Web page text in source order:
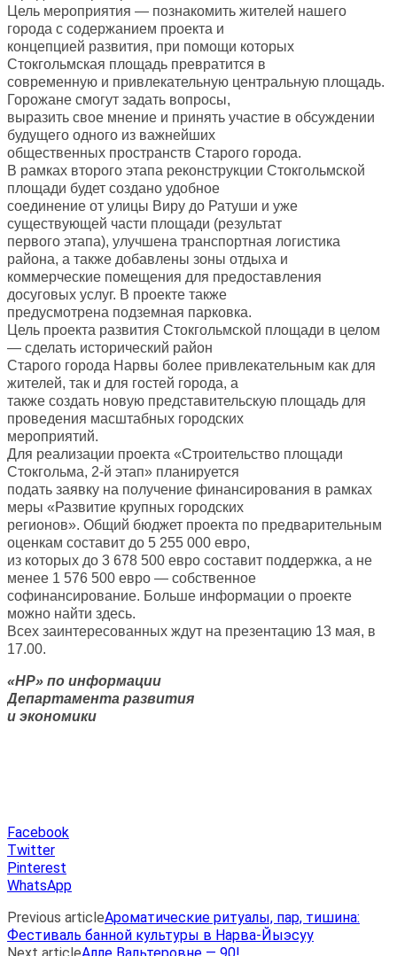
Цель мероприятия — познакомить жителей нашего
города с содержанием проекта и
концепцией развития, при помощи которых
Стокгольмская площадь превратится в
современную и привлекательную центральную площадь.
Горожане смогут задать вопросы,
выразить свое мнение и принять участие в обсуждении
будущего одного из важнейших
общественных пространств Старого города.
В рамках второго этапа реконструкции Стокгольмской
площади будет создано удобное
соединение от улицы Виру до Ратуши и уже
существующей части площади (результат
первого этапа), улучшена транспортная логистика
района, а также добавлены зоны отдыха и
коммерческие помещения для предоставления
досуговых услуг. В проекте также
предусмотрена подземная парковка.
Цель проекта развития Стокгольмской площади в целом
— сделать исторический район
Старого города Нарвы более привлекательным как для
жителей, так и для гостей города, а
также создать новую представительскую площадь для
проведения масштабных городских
мероприятий.
Для реализации проекта «Строительство площади
Стокгольма, 2-й этап» планируется
подать заявку на получение финансирования в рамках
меры «Развитие крупных городских
регионов». Общий бюджет проекта по предварительным
оценкам составит до 5 255 000 евро,
из которых до 3 678 500 евро составит поддержка, а не
менее 1 576 500 евро — собственное
софинансирование. Больше информации о проекте
можно найти здесь.
Всех заинтересованных ждут на презентацию 13 мая, в
17.00.
«НР» по информации
Департамента развития
и экономики
Facebook
Twitter
Pinterest
WhatsApp
Previous articleАроматические ритуалы, пар, тишина:
Фестиваль банной культуры в Нарва-Йыэсуу